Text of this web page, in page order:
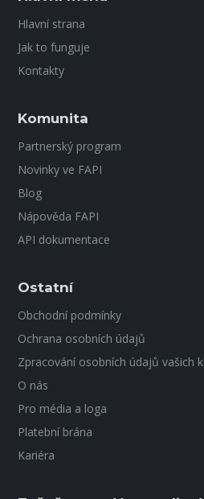
Hlavní strana
Jak to funguje
Kontakty
Komunita
Partnerský program
Novinky ve FAPI
Blog
Nápověda FAPI
API dokumentace
Ostatní
Obchodní podmínky
Ochrana osobních údajů
Zpracování osobních údajů vašich
O nás
Pro média a loga
Platební brána
Kariéra